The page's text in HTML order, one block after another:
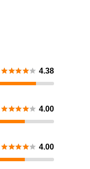
 4.38
 4.00
 4.00